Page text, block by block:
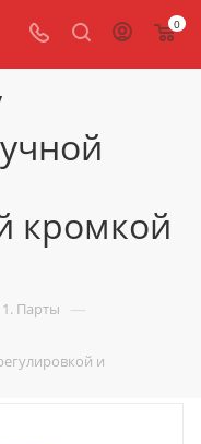
0
кромкой
1. Парты —
и